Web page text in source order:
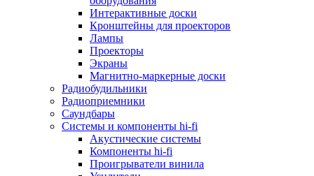
Кронштейны и подставки для тв
Приставки smart box
Прочие аксессуары для тв
Пульты ду
Тв антенны
Цифровые тв ресиверы
Профессиональные панели
Смартфоны и планшеты
Смартфоны
Планшетные устройства
Смарт-часы
Сотовые телефоны
Планшеты для рисования
Интерактивные доски
Кронштейны для проекторов
Лампы
Проекторы
Экраны
Магнитно-маркерные доски
Радиобудильники
Радиоприемники
Саундбары
Системы и компоненты hi-fi
Акустические системы
Компоненты hi-fi
Проигрыватели винила